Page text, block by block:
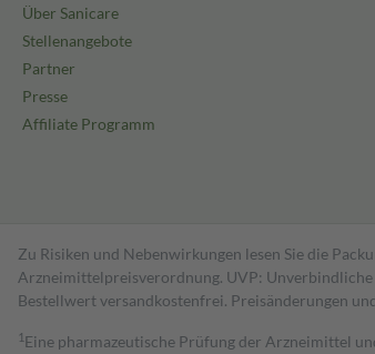
Über Sanicare
Stellenangebote
Partner
Presse
Affiliate Programm
Zu Risiken und Nebenwirkungen lesen Sie die
Arzneimittelpreisverordnung. UVP: Unverbindliche
Bestell­wert versand­kosten­frei. Preisänderungen
1 Eine pharmazeutische Prüfung der Arzneimittel